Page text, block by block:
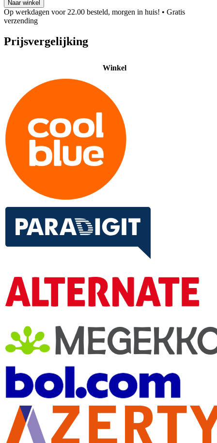
Naar winkel
Op werkdagen voor 22.00 besteld, morgen in huis! • Gratis
verzending
Prijsvergelijking
Winkel